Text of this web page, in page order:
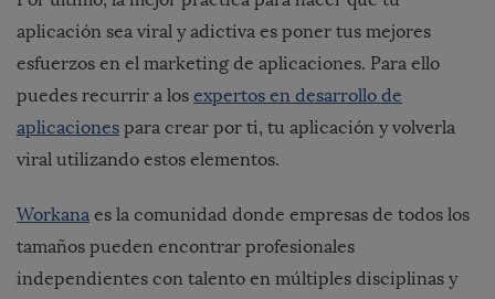
aplicación sea viral y adictiva es poner tus mejores
esfuerzos en el marketing de aplicaciones. Para ello
puedes recurrir a los expertos en desarrollo de
aplicaciones para crear por ti, tu aplicación y volverla
viral utilizando estos elementos.
Workana es la comunidad donde empresas de todos los
tamaños pueden encontrar profesionales
independientes con talento en múltiples disciplinas y